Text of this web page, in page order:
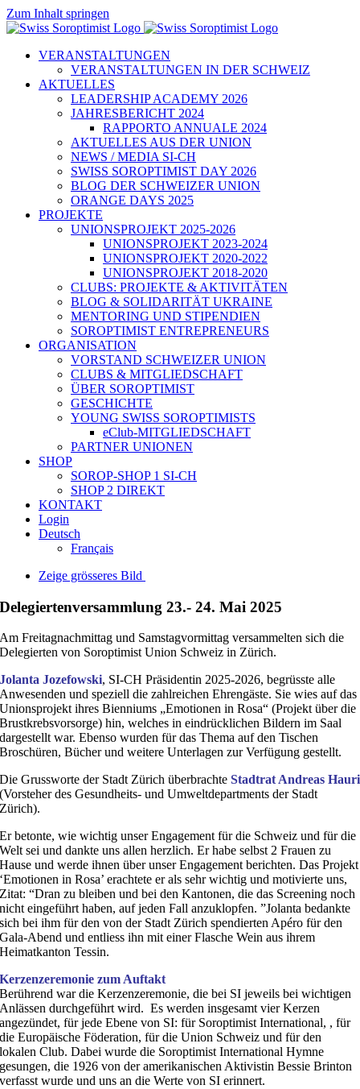
Zum Inhalt springen
VERANSTALTUNGEN
VERANSTALTUNGEN IN DER SCHWEIZ
AKTUELLES
LEADERSHIP ACADEMY 2026
JAHRESBERICHT 2024
RAPPORTO ANNUALE 2024
AKTUELLES AUS DER UNION
NEWS / MEDIA SI-CH
SWISS SOROPTIMIST DAY 2026
BLOG DER SCHWEIZER UNION
ORANGE DAYS 2025
PROJEKTE
UNIONSPROJEKT 2025-2026
UNIONSPROJEKT 2023-2024
UNIONSPROJEKT 2020-2022
UNIONSPROJEKT 2018-2020
CLUBS: PROJEKTE & AKTIVITÄTEN
BLOG & SOLIDARITÄT UKRAINE
MENTORING UND STIPENDIEN
SOROPTIMIST ENTREPRENEURS
ORGANISATION
VORSTAND SCHWEIZER UNION
CLUBS & MITGLIEDSCHAFT
ÜBER SOROPTIMIST
GESCHICHTE
YOUNG SWISS SOROPTIMISTS
eClub-MITGLIEDSCHAFT
PARTNER UNIONEN
SHOP
SOROP-SHOP 1 SI-CH
SHOP 2 DIREKT
KONTAKT
Login
Deutsch
Français
Zeige grösseres Bild
Delegiertenversammlung 23.- 24. Mai 2025
Am Freitagnachmittag und Samstagvormittag versammelten sich die
Delegierten von Soroptimist Union Schweiz in Zürich.
Jolanta Jozefowski, SI-CH Präsidentin 2025-2026, begrüsste alle
Anwesenden und speziell die zahlreichen Ehrengäste. Sie wies auf das
Unionsprojekt ihres Bienniums „Emotionen in Rosa“ (Projekt über die
Brustkrebsvorsorge) hin, welches in eindrücklichen Bildern im Saal
dargestellt war. Ebenso wurden für das Thema auf den Tischen
Broschüren, Bücher und weitere Unterlagen zur Verfügung gestellt.
Die Grussworte der Stadt Zürich überbrachteStadtrat Andreas Hauri
(Vorsteher des Gesundheits- und Umweltdepartments der Stadt
Zürich).
Er betonte, wie wichtig unser Engagement für die Schweiz und für die
Welt sei und dankte uns allen herzlich. Er habe selbst 2 Frauen zu
Hause und werde ihnen über unser Engagement berichten. Das Projekt
‘Emotionen in Rosa’ erachtete er als sehr wichtig und motivierte uns,
Zitat: “Dran zu bleiben und bei den Kantonen, die das Screening noch
nicht eingeführt haben, auf jeden Fall anzuklopfen. ”Jolanta bedankte
sich bei ihm für den von der Stadt Zürich spendierten Apéro für den
Gala-Abend und entliess ihn mit einer Flasche Wein aus ihrem
Heimatkanton Tessin.
Kerzenzeremonie zum Auftakt
Berührend war die Kerzenzeremonie, die bei SI jeweils bei wichtigen
Anlässen durchgeführt wird. Es werden insgesamt vier Kerzen
angezündet, für jede Ebene von SI: für Soroptimist International, , für
die Europäische Föderation, für die Union Schweiz und für den
lokalen Club. Dabei wurde die Soroptimist International Hymne
gesungen, die 1926 von der amerikanischen Aktivistin Bessie Brinton
verfasst wurde und uns an die Werte von SI erinnert.